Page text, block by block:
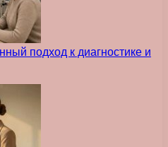
подход к диагностике и